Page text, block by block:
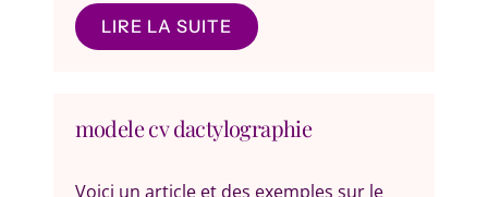
LIRE LA SUITE
modele cv dactylographie
Voici un article et des exemples sur le